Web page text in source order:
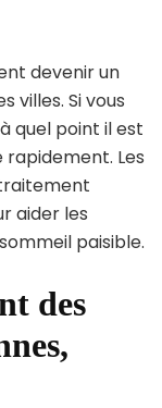
devenir un
villes. Si vous
quel point il est
Les
aider les
paisible.
des